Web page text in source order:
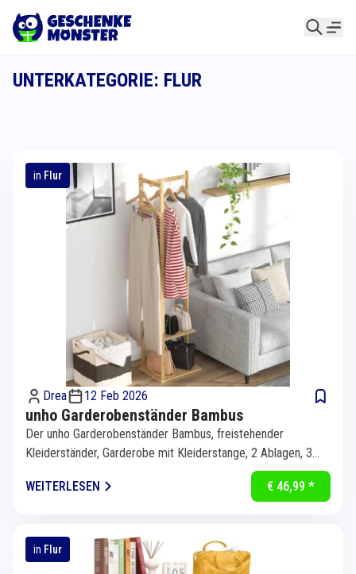
UNTERKATEGORIE: FLUR
in Flur
Drea 12 Feb 2026
unho Garderobenständer Bambus
Der unho Garderobenständer Bambus, freistehender
Kleiderständer, Garderobe mit Kleiderstange, 2 Ablagen, 3
WEITERLESEN
€ 46,99 *
in Flur